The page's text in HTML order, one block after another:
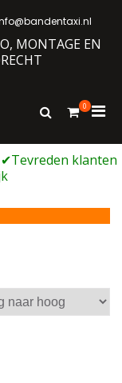
MONTAGE EN
met eigen webshop
Toon
0
voor